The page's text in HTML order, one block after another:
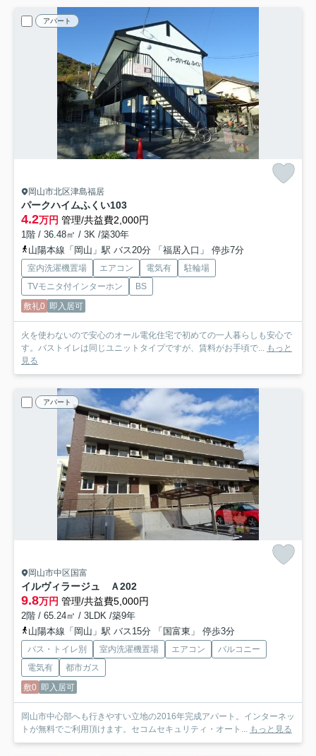
アパート
岡山市北区津島福居
パークハイムふくい103
4.2万円 管理/共益費2,000円
1階 / 36.48㎡ / 3K /築30年
山陽本線「岡山」駅 バス20分 「福居入口」 停歩7分
室内洗濯機置場 エアコン 電気有
駐輪場
TVモニタ付インターホン
BS
敷礼0 即入居可
火を使わないので安心のオール電化住宅で初めての一人暮らしも安心で
す。バストイレは同じユニットタイプですが、賃料がお手頃で... もっと
見る
アパート
岡山市中区国富
イルヴィラージュ Ａ202
9.8万円 管理/共益費5,000円
2階 / 65.24㎡ / 3LDK /築9年
山陽本線「岡山」駅 バス15分 「国富東」 停歩3分
バス・トイレ別 室内洗濯機置場 エアコン
バルコニー
電気有
都市ガス
敷0 即入居可
岡山市中心部へも行きやすい立地の2016年完成アパート。インターネッ
トが無料でご利用頂けます。セコムセキュリティ・オート... もっと見る